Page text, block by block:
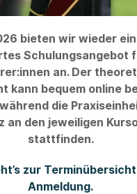
bieten wir wieder
Schulungsangebot
an. Der
kann bequem online
die
an den jeweiligen
stattfinden.
zur
Anmeldung.